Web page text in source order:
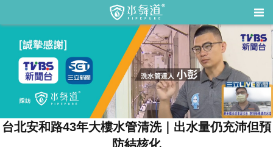
台北安和路43年大樓水管清洗｜出水量仍充沛但預
防結核化